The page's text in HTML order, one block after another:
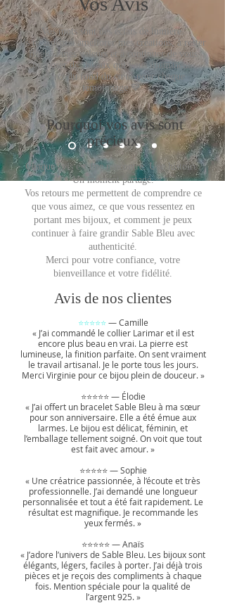
Vos mots sont des éclats de lumière.
Ils m’aident à améliorer mes créations, à rester
fidèle à mes valeurs et à continuer de vous
proposer des bijoux qui vous illuminent.
Merci du fond du cœur pour chaque
témoignage 💙
Pourquoi vos avis sont
précieux
Chaque avis est une rencontre. Une histoire.
Un moment partagé.
Vos retours me permettent de comprendre ce
que vous aimez, ce que vous ressentez en
portant mes bijoux, et comment je peux
continuer à faire grandir Sable Bleu avec
authenticité.
Merci pour votre confiance, votre
bienveillance et votre fidélité.
Avis de nos clientes
⭐⭐⭐⭐⭐— Camille
« J’ai commandé le collier Larimar et il est
encore plus beau en vrai. La pierre est
lumineuse, la finition parfaite. On sent vraiment
le travail artisanal. Je le porte tous les jours.
Merci Virginie pour ce bijou plein de douceur. »
⭐⭐⭐⭐⭐ — Élodie
« J’ai offert un bracelet Sable Bleu à ma sœur
pour son anniversaire. Elle a été émue aux
larmes. Le bijou est délicat, féminin, et
l’emballage tellement soigné. On voit que tout
est fait avec amour. »
⭐⭐⭐⭐⭐ — Sophie
« Une créatrice passionnée, à l’écoute et très
professionnelle. J’ai demandé une longueur
personnalisée et tout a été fait rapidement. Le
résultat est magnifique. Je recommande les
yeux fermés. »
⭐⭐⭐⭐⭐ — Anaïs
« J’adore l’univers de Sable Bleu. Les bijoux sont
élégants, légers, faciles à porter. J’ai déjà trois
pièces et je reçois des compliments à chaque
fois. Mention spéciale pour la qualité de
l’argent 925. »